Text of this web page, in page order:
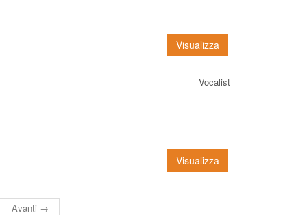
Visualizza
Vocalist
Visualizza
Avanti →